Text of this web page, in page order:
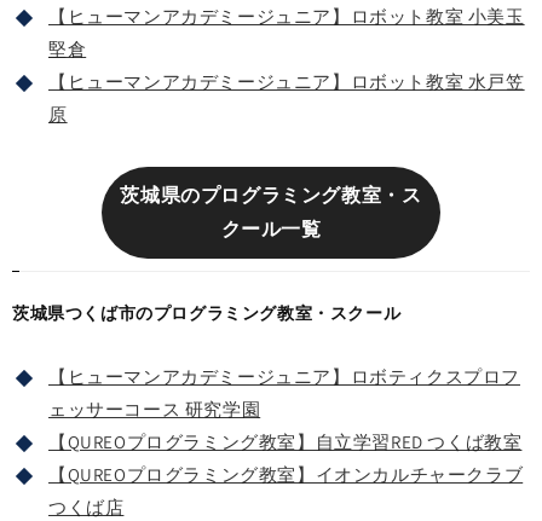
【ヒューマンアカデミージュニア】ロボット教室 小美玉
堅倉
【ヒューマンアカデミージュニア】ロボット教室 水戸笠
原
茨城県のプログラミング教室・ス
クール一覧
茨城県つくば市のプログラミング教室・スクール
【ヒューマンアカデミージュニア】ロボティクスプロフ
ェッサーコース 研究学園
【QUREOプログラミング教室】自立学習RED つくば教室
【QUREOプログラミング教室】イオンカルチャークラブ
つくば店